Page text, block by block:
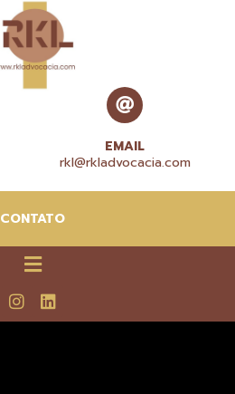
EMAIL
rkl@rkladvocacia.com
CONTATO